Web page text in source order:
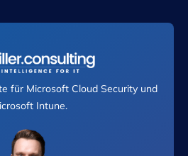
für Microsoft Cloud Security und
Intune.